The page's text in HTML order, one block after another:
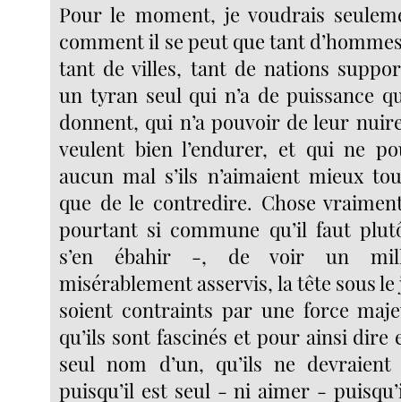
Pour le moment, je voudrais
comment il se peut que tant
tant de villes, tant de nations
un tyran seul qui n’a de puissance
donnent, qui n’a pouvoir de leur
veulent bien l’endurer, et qui ne
aucun mal s’ils n’aimaient mieux
que de le contredire. Chose
pourtant si commune qu’il faut
s’en ébahir -, de voir un
misérablement asservis, la tête sous le
soient contraints par une force
qu’ils sont fascinés et pour ainsi dire
seul nom d’un, qu’ils ne
puisqu’il est seul - ni aimer -